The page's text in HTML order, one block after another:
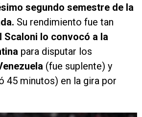
segundo semestre de la
Su rendimiento fue tan
Scaloni lo convocó a la
para disputar los
(fue suplente) y
45 minutos) en la gira por